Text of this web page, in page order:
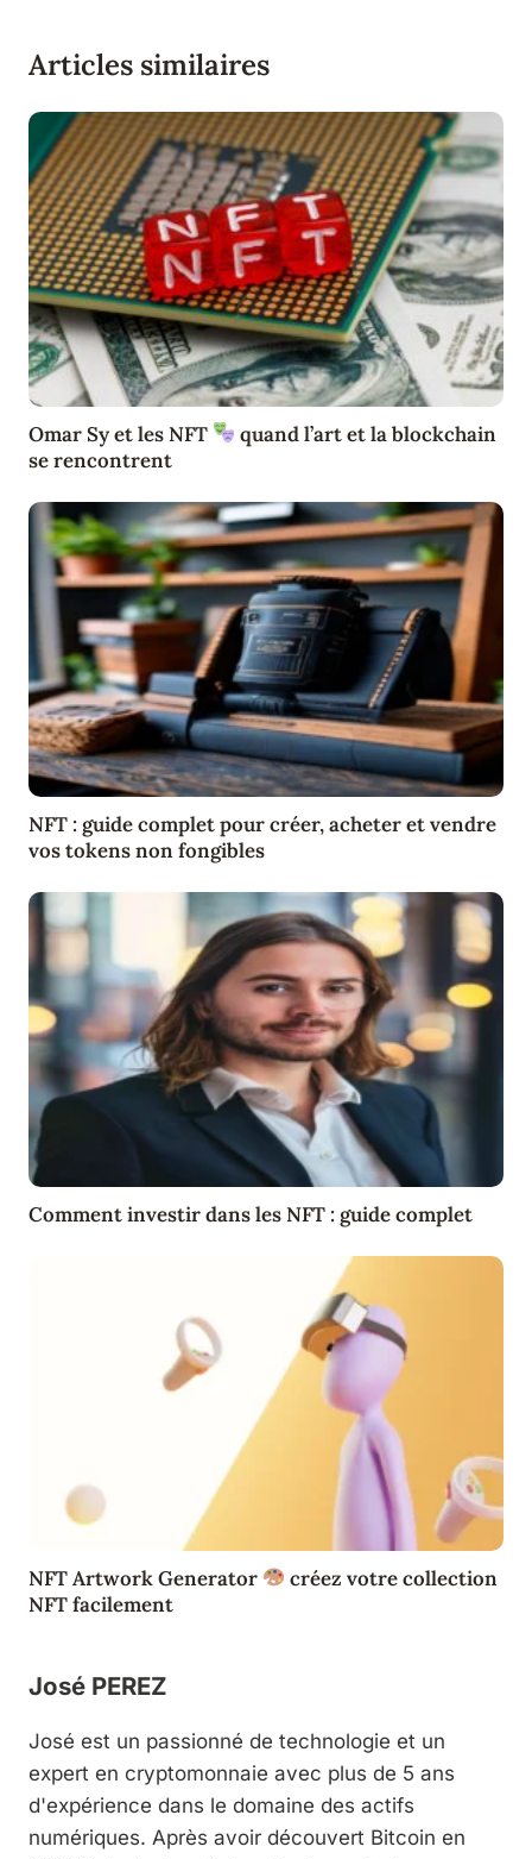
Articles similaires
Omar Sy et les NFT
quand l’art et la blockchain
se rencontrent
NFT : guide complet pour créer, acheter et vendre
vos tokens non fongibles
Comment investir dans les NFT : guide complet
NFT Artwork Generator
créez votre collection
NFT facilement
José PEREZ
José est un passionné de technologie et un
expert en cryptomonnaie avec plus de 5 ans
d'expérience dans le domaine des actifs
numériques. Après avoir découvert Bitcoin en